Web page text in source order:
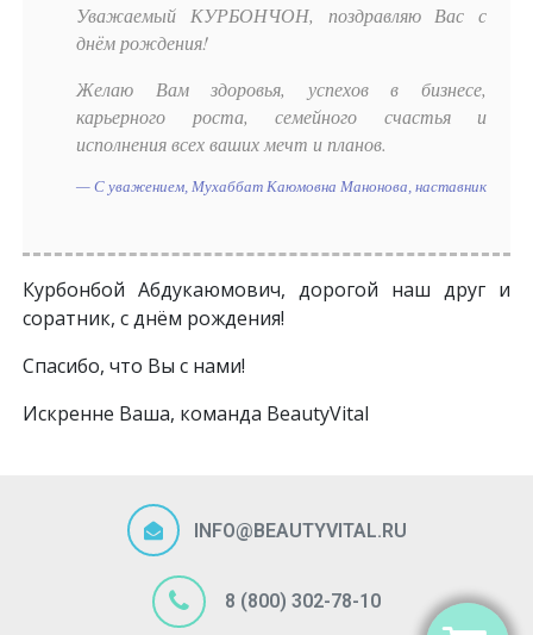
Уважаемый КУРБОНЧОН, поздравляю Вас с
днём рождения!
Желаю Вам здоровья, успехов в бизнесе,
карьерного роста, семейного счастья и
исполнения всех ваших мечт и планов.
С уважением, Мухаббат Каюмовна Манонова, наставник
Курбонбой Абдукаюмович, дорогой наш друг и
соратник, с днём рождения!
Спасибо, что Вы с нами!
Искренне Ваша, команда BeautyVital
INFO@BEAUTYVITAL.RU
8 (800) 302-78-10